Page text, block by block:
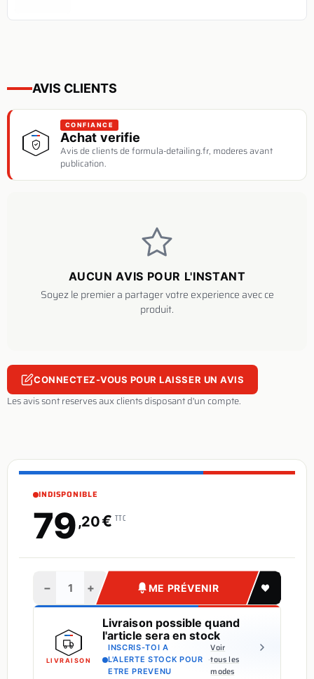
AVIS CLIENTS
CONFIANCE
Achat verifie
Avis de clients de formula-detailing.fr, moderes avant
publication.
AUCUN AVIS POUR L'INSTANT
Soyez le premier a partager votre experience avec ce
produit.
CONNECTEZ-VOUS POUR LAISSER UN AVIS
Les avis sont reserves aux clients disposant d'un compte.
INDISPONIBLE
79,20€ TTC
− + ME PRÉVENIR
LIVRAISON
Livraison possible quand
l'article sera en stock
INSCRIS-TOI A
L'ALERTE STOCK POUR
ETRE PREVENU
·
Voir
tous les
modes